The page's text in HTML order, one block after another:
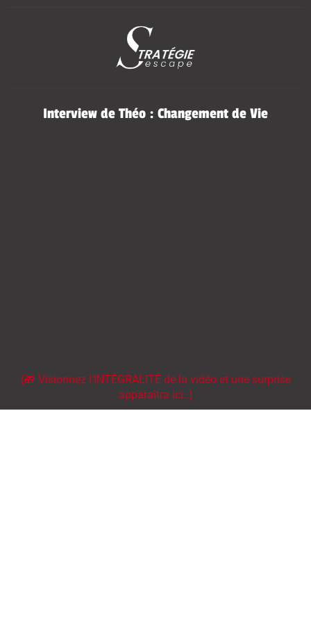
Interview de Théo : Changement de Vie
(🎁 Visionnez l'INTÉGRALITÉ de la vidéo et une surprise
apparaîtra ici..)